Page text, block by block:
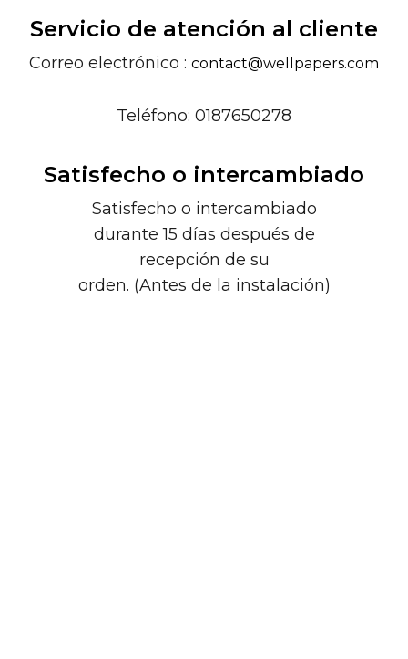
Servicio de atención al cliente
Correo electrónico : contact@wellpapers.com
Teléfono: 0187650278
Satisfecho o intercambiado
Satisfecho o intercambiado
durante 15 días después de
recepción de su
orden. (Antes de la instalación)